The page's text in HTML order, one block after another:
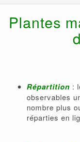
Plantes
Répartition :
observables
nombre plus
réparties en